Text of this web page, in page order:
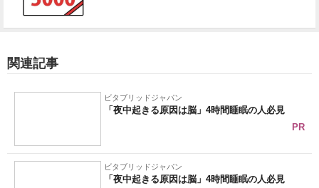
関連記事
ビタブリッドジャパン
「夜中起きる原因は脳」4時間睡眠の人必見
PR
ビタブリッドジャパン
「夜中起きる原因は脳」4時間睡眠の人必見